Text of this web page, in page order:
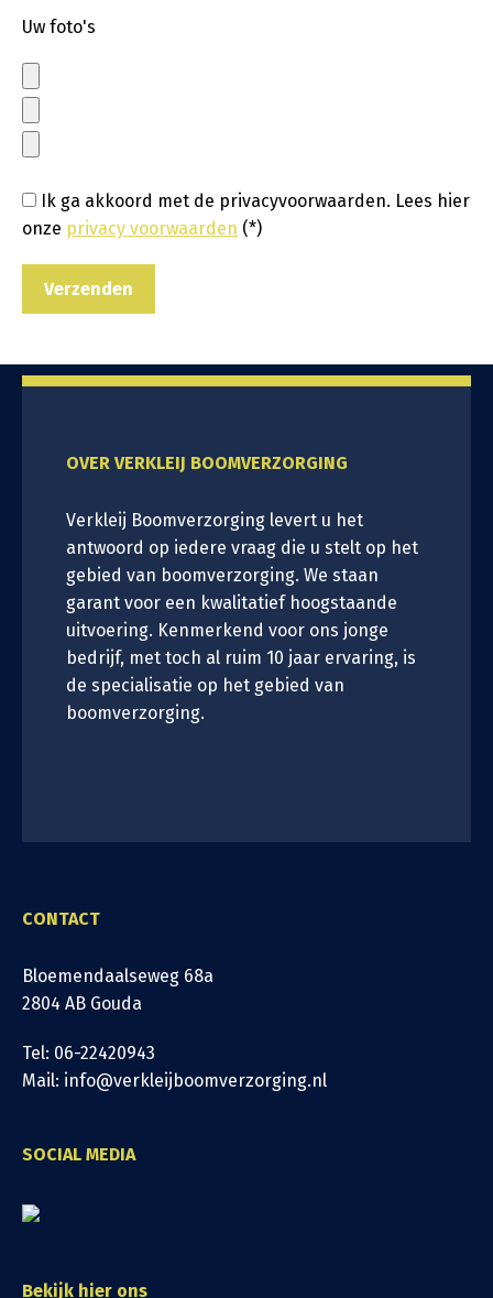
Uw foto's
Ik ga akkoord met de privacyvoorwaarden. Lees hier
onze privacy voorwaarden (*)
OVER VERKLEIJ BOOMVERZORGING
Verkleij Boomverzorging levert u het
antwoord op iedere vraag die u stelt op het
gebied van boomverzorging. We staan
garant voor een kwalitatief hoogstaande
uitvoering. Kenmerkend voor ons jonge
bedrijf, met toch al ruim 10 jaar ervaring, is
de specialisatie op het gebied van
boomverzorging.
CONTACT
Bloemendaalseweg 68a
2804 AB Gouda
Tel: 06-22420943
Mail: info@verkleijboomverzorging.nl
SOCIAL MEDIA
Bekijk hier ons